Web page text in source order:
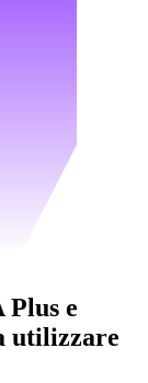
e
utilizzare